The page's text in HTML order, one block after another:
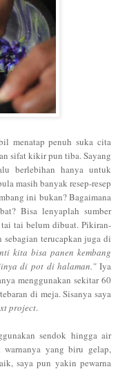
menatap penuh suka cita
sifat kikir pun tiba. Sayang
berlebihan hanya untuk
masih banyak resep-resep
ini bukan? Bagaimana
Bisa lenyaplah sumber
tai belum dibuat. Pikiran-
terucapkan juga di
kita bisa panen kembang
di pot di halaman."Iya
menggunakan sekitar 60
di meja. Sisanya saya
project.
sendok hingga air
yang biru gelap,
saya pun yakin pewarna